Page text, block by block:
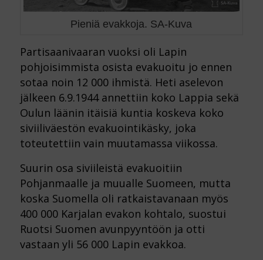
Pieniä evakkoja. SA-Kuva
Partisaanivaaran vuoksi oli Lapin
pohjoisimmista osista evakuoitu jo ennen
sotaa noin 12 000 ihmistä. Heti aselevon
jälkeen 6.9.1944 annettiin koko Lappia sekä
Oulun läänin itäisiä kuntia koskeva koko
siviiliväestön evakuointikäsky, joka
toteutettiin vain muutamassa viikossa.
Suurin osa siviileistä evakuoitiin
Pohjanmaalle ja muualle Suomeen, mutta
koska Suomella oli ratkaistavanaan myös
400 000 Karjalan evakon kohtalo, suostui
Ruotsi Suomen avunpyyntöön ja otti
vastaan yli 56 000 Lapin evakkoa.